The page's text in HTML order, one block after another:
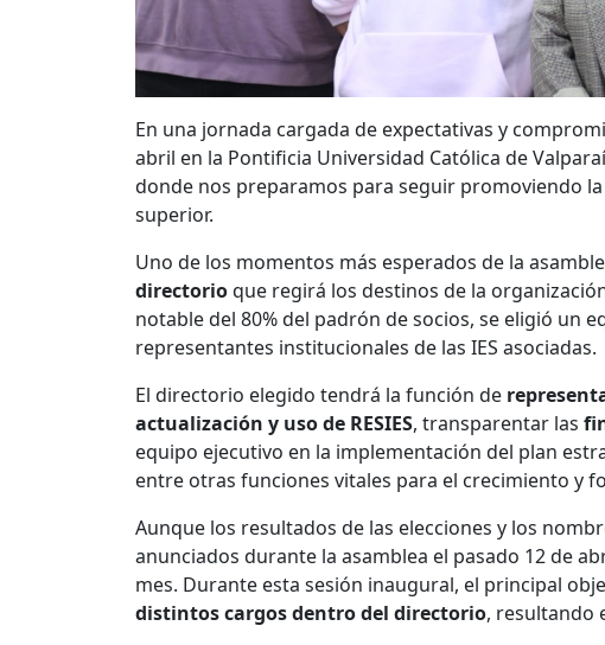
En una jornada cargada de expectativas y
abril en la Pontificia Universidad Católica de
donde nos preparamos para seguir promoviendo
superior.
Uno de los momentos más esperados de la
directorioque regirá los destinos de la
notable del 80% del padrón de socios, se eligió un
representantes institucionales de las IES asociadas.
El directorio elegido tendrá la función de
actualización y uso de RESIES, transparentar las
equipo ejecutivo en la implementación del plan
entre otras funciones vitales para el crecimiento y
Aunque los resultados de las elecciones y los
anunciados durante la asamblea el pasado 12 de
mes. Durante esta sesión inaugural, el principal
distintos cargos dentro del directorio, resultando